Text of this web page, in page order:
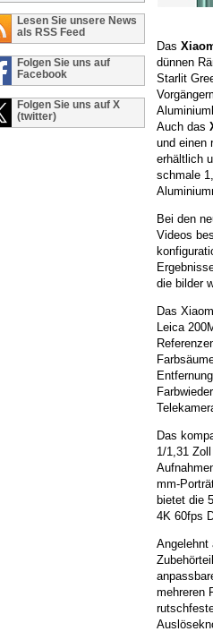
Lesen Sie unsere News
als RSS Feed
Folgen Sie uns auf
Facebook
Folgen Sie uns auf X
(twitter)
Das
dünnen
Starlit
Auch das
und einen
erhältlich
schmale
Bei den
Videos
die bilder
Das
Leica
Das
1/1,31
mm-
bietet die
4K 60fps
Angelehnt
mehreren